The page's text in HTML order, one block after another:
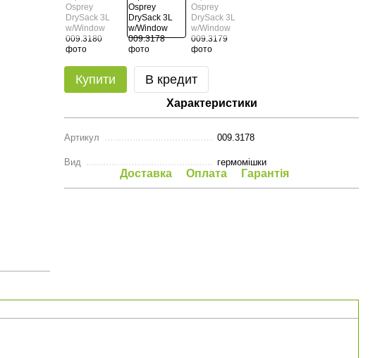
Купити В кредит
Характеристики
Артикул 009.3178
Вид гермомішки
Доставка Оплата Гарантія